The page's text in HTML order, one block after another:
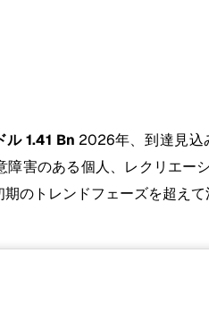
ル 1.41 Bn 2026年、到達見
害のある個人、レクリエー
のトレンドフェーズを超え